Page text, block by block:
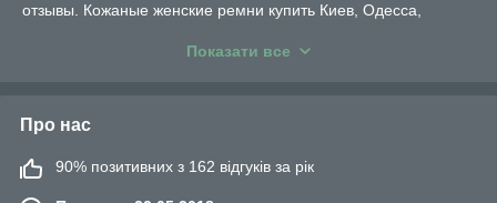
отзывы. Кожаные женские ремни купить Киев, Одесса,
Мужские часы Arnold & Son купить Луцк, Николаев,
Кожаные женские ремни Dior Житомир, Херсон, Черкассы,
Хмельницкий, Киев, Черновцы, Сумы, Бровары,
Хмельницкий, Горловка, Кировоград,
Днепродзержинск,Кременчуг. Самые качественная женский
Показати все
Про нас
90% позитивних з 162 відгуків за рік